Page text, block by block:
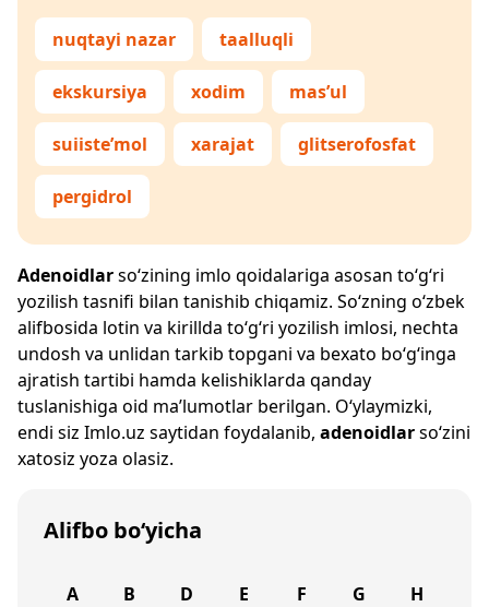
nuqtayi nazar taalluqli
ekskursiya xodim mas’ul
suiiste’mol xarajat glitserofosfat
pergidrol
Adenoidlarso‘zining imlo qoidalariga asosan to‘g‘ri
yozilish tasnifi bilan tanishib chiqamiz. So‘zning o‘zbek
alifbosida lotin va kirillda to‘g‘ri yozilish imlosi, nechta
undosh va unlidan tarkib topgani va bexato bo‘g‘inga
ajratish tartibi hamda kelishiklarda qanday
tuslanishiga oid ma’lumotlar berilgan. O‘ylaymizki,
endi siz Imlo.uz saytidan foydalanib, adenoidlarso‘zini
xatosiz yoza olasiz.
Alifbo bo‘yicha
A B D E F G H